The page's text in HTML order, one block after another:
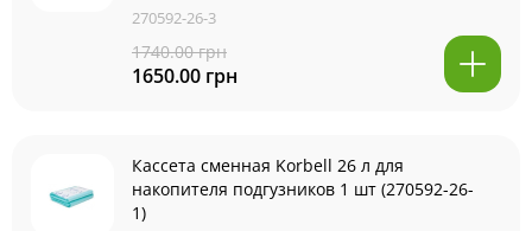
270592-26-3
1740.00 грн
1650.00 грн
Кассета сменная Korbell 26 л для
накопителя подгузников 1 шт (270592-26-
1)